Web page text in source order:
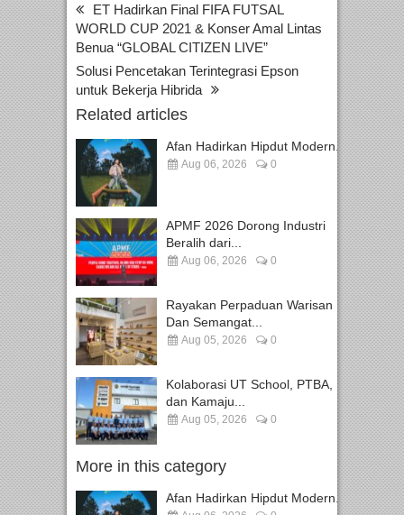
ET Hadirkan Final FIFA FUTSAL
WORLD CUP 2021 & Konser Amal Lintas
Benua “GLOBAL CITIZEN LIVE”
Solusi Pencetakan Terintegrasi Epson
untuk Bekerja Hibrida
Related articles
Afan Hadirkan Hipdut Modern...
Aug 06, 2026 0
APMF 2026 Dorong Industri
Beralih dari...
Aug 06, 2026 0
Rayakan Perpaduan Warisan
Dan Semangat...
Aug 05, 2026 0
Kolaborasi UT School, PTBA,
dan Kamaju...
Aug 05, 2026 0
More in this category
Afan Hadirkan Hipdut Modern...